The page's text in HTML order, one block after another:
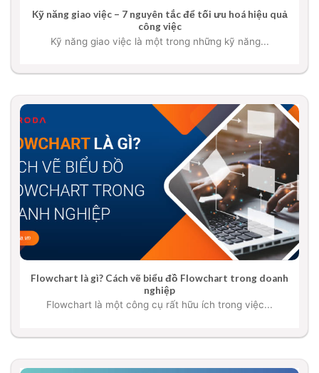
Kỹ năng giao việc – 7 nguyên tắc để tối ưu hoá hiệu quả
công việc
Kỹ năng giao việc là một trong những kỹ năng...
Flowchart là gì? Cách vẽ biểu đồ Flowchart trong doanh
nghiệp
Flowchart là một công cụ rất hữu ích trong việc...